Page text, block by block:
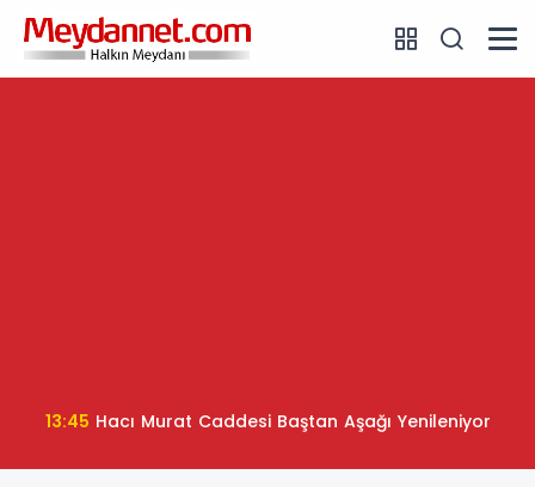
13:45 Hacı Murat Caddesi Baştan Aşağı Yenileniyor